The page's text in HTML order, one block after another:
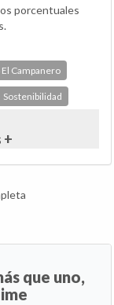
porcentuales
Campanero
Sostenibilidad
+
que uno,